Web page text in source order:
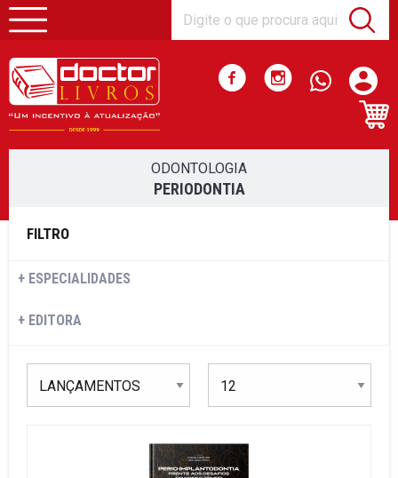
ODONTOLOGIA
PERIODONTIA
FILTRO
ESPECIALIDADES
EDITORA